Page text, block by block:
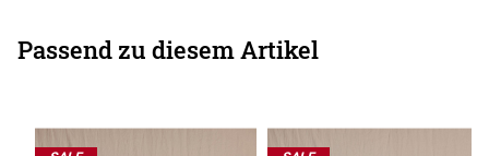
Passend zu diesem Artikel